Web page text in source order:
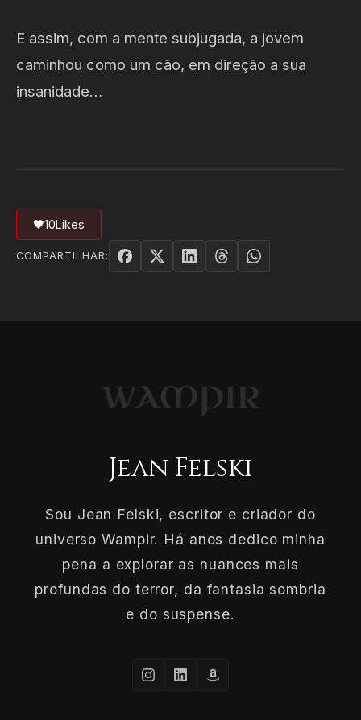
E assim, com a mente subjugada, a jovem
caminhou como um cão, em direção a sua
insanidade…
🖤10Likes
COMPARTILHAR:
Jean Felski
Sou Jean Felski, escritor e criador do
universo Wampir. Há anos dedico minha
pena a explorar as nuances mais
profundas do terror, da fantasia sombria
e do suspense.